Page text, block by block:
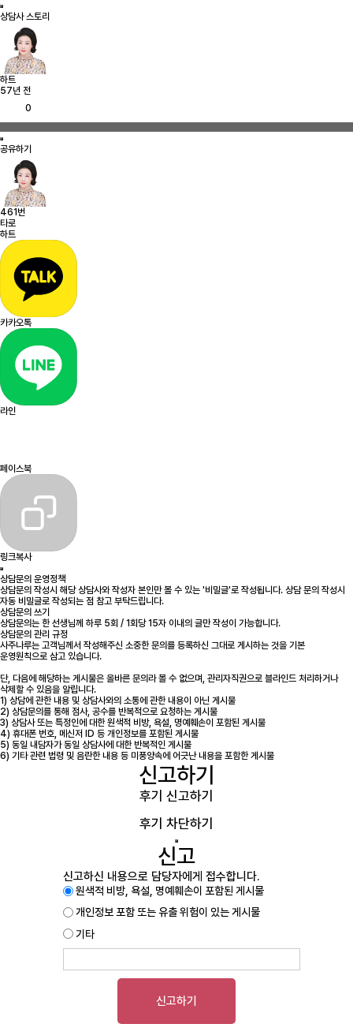
상담사 스토리
하트
57년 전
0
공유하기
461번
타로
하트
카카오톡
라인
페이스북
링크복사
상담문의 운영정책
상담문의 작성시 해당 상담사와 작성자 본인만 볼 수 있는 '비밀글'로 작성됩니다. 상담 문의 작성시
자동 비밀글로 작성되는 점 참고 부탁드립니다.
상담문의 쓰기
상담문의는 한 선생님께 하루 5회 / 1회당 15자 이내의 글만 작성이 가능합니다.
상담문의 관리 규정
사주나루는 고객님께서 작성해주신 소중한 문의를 등록하신 그대로 게시하는 것을 기본
운영원칙으로 삼고 있습니다.
단, 다음에 해당하는 게시물은 올바른 문의라 볼 수 없으며, 관리자직권으로 블라인드 처리하거나
삭제할 수 있음을 알립니다.
1) 상담에 관한 내용 및 상담사와의 소통에 관한 내용이 아닌 게시물
2) 상담문의를 통해 점사, 공수를 반복적으로 요청하는 게시물
3) 상담사 또는 특정인에 대한 원색적 비방, 욕설, 명예훼손이 포함된 게시물
4) 휴대폰 번호, 메신저 ID 등 개인정보를 포함된 게시물
5) 동일 내담자가 동일 상담사에 대한 반복적인 게시물
6) 기타 관련 법령 및 음란한 내용 등 미풍양속에 어긋난 내용을 포함한 게시물
신고하기
후기 신고하기
후기 차단하기
신고
신고하신 내용으로 담당자에게 접수합니다.
원색적 비방, 욕설, 명예훼손이 포함된 게시물
개인정보 포함 또는 유출 위험이 있는 게시물
기타
신고하기